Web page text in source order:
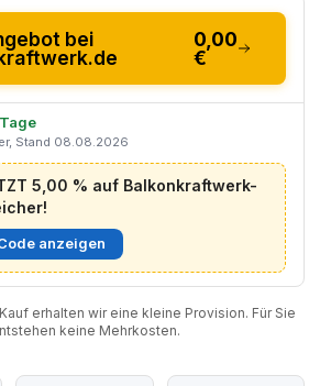
bei
0,00
€
Stand 08.08.2026
5,00 % auf Balkonkraftwerk-
anzeigen
erhalten wir eine kleine Provision. Für Sie
keine Mehrkosten.